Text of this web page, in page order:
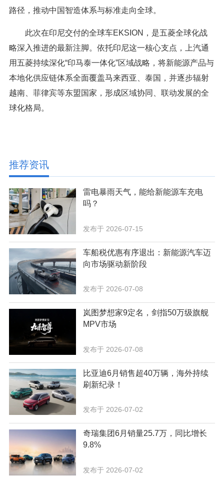
路径，推动中国智造体系与标准走向全球。
此次在印尼交付的全球车EKSION，是五菱全球化战
略深入推进的最新注脚。依托印尼这一核心支点，上汽通
用五菱持续深化“印马泰一体化”区域战略，将新能源产品与
本地化供应链体系全面覆盖马来西亚、泰国，并逐步辐射
越南、菲律宾等东盟国家，形成区域协同、联动发展的全
球化格局。
推荐资讯
雷电暴雨天气，能给新能源车充电
吗？
发布于 2026-07-15
车船税优惠有序退出：新能源汽车迈
向市场驱动新阶段
发布于 2026-07-08
岚图梦想家9定名，剑指50万级旗舰
MPV市场
发布于 2026-07-08
比亚迪6月销售超40万辆，海外持续
刷新纪录！
发布于 2026-07-02
奇瑞集团6月销量25.7万，同比增长
9.8%
发布于 2026-07-02